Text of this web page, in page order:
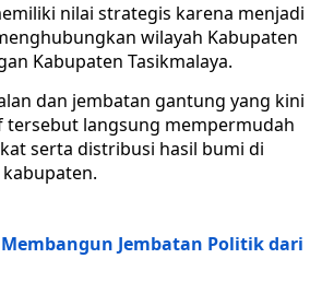
nilai strategis karena menjadi
wilayah Kabupaten
Kabupaten Tasikmalaya.
dan jembatan gantung yang kini
langsung mempermudah
serta distribusi hasil bumi di
Jembatan Politik dari